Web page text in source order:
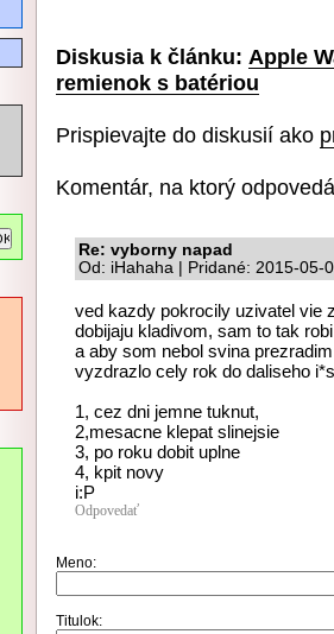
Diskusia k článku: Apple
remienok s batériou
Prispievajte do diskusií ako
Komentár, na ktorý
Re: vyborny napad
Od: iHahaha | Pridané: 2015-05-
ved kazdy pokrocily uzivatel vie
dobijaju kladivom, sam to tak
a aby som nebol svina
vyzdrazlo cely rok do daliseho
1, cez dni jemne tuknut,
2,mesacne klepat slinejsie
3, po roku dobit uplne
4, kpit novy
i:P
Odpovedať
Meno:
Titulok: